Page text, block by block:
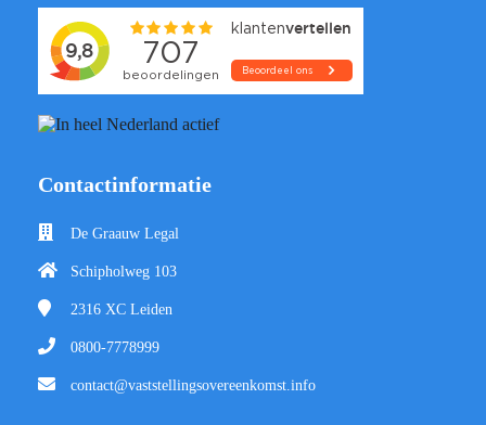
Contactinformatie
De Graauw Legal
Schipholweg 103
2316 XC Leiden
0800-7778999
contact@vaststellingsovereenkomst.info